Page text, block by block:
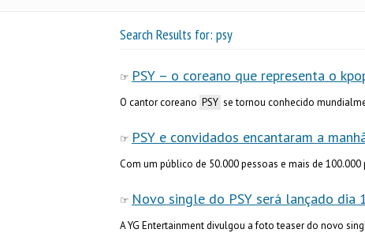
Search Results for: psy
PSY – o coreano que representa o
O cantor coreano PSY se tornou conhecido
PSY e convidados encantaram a
Com um público de 50.000 pessoas e mais de
Novo single do PSY será lançado dia
A YG Entertainment divulgou a foto teaser do novo